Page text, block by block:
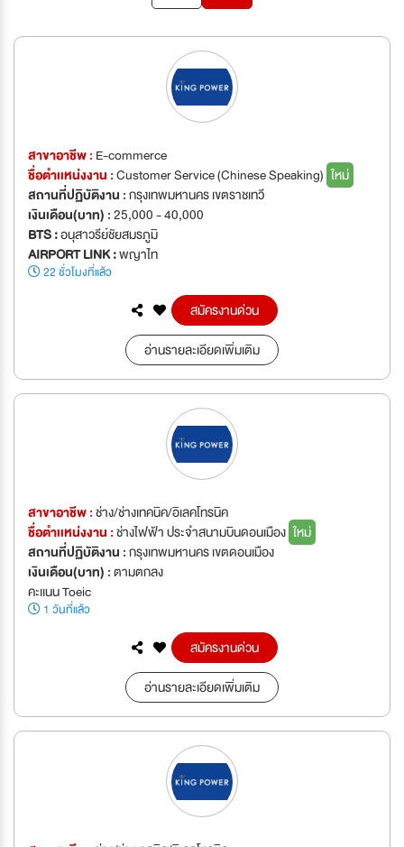
สาขาอาชีพ : E-commerce
ชื่อตำเเหน่งงาน :Customer Service (Chinese Speaking) ใหม่
สถานที่ปฏิบัติงาน :กรุงเทพมหานคร เขตราชเทวี
เงินเดือน(บาท) :25,000 - 40,000
BTS :อนุสาวรีย์ชัยสมรภูมิ
AIRPORT LINK :พญาไท
22 ชั่วโมงที่แล้ว
สมัครงานด่วน
อ่านรายละเอียดเพิ่มเติม
สาขาอาชีพ :ช่าง/ช่างเทคนิค/อิเลคโทรนิค
ชื่อตำเเหน่งงาน :ช่างไฟฟ้า ประจำสนามบินดอนเมือง ใหม่
สถานที่ปฏิบัติงาน :กรุงเทพมหานคร เขตดอนเมือง
เงินเดือน(บาท) :ตามตกลง
คะเเนน Toeic
1 วันที่แล้ว
สมัครงานด่วน
อ่านรายละเอียดเพิ่มเติม